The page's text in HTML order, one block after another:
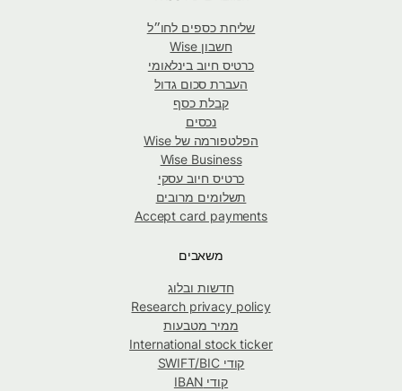
שליחת כספים לחו״ל
חשבון Wise
כרטיס חיוב בינלאומי
העברת סכום גדול
קבלת כסף
נכסים
הפלטפורמה של Wise
Wise Business
כרטיס חיוב עסקי
תשלומים מרובים
Accept card payments
משאבים
חדשות ובלוג
Research privacy policy
ממיר מטבעות
International stock ticker
קודי SWIFT/BIC
קודי IBAN